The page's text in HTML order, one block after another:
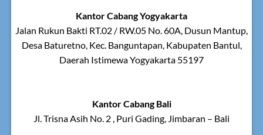
Kantor Cabang Yogyakarta
Jalan Rukun Bakti RT.02 / RW.05 No. 60A, Dusun Mantup,
Desa Baturetno, Kec. Banguntapan, Kabupaten Bantul,
Daerah Istimewa Yogyakarta 55197
Kantor Cabang Bali
Jl. Trisna Asih No. 2 , Puri Gading, Jimbaran – Bali